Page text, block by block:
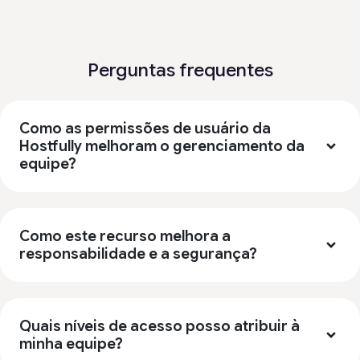
Perguntas frequentes
Como as permissões de usuário da
Hostfully melhoram o gerenciamento da
equipe?
Como este recurso melhora a
responsabilidade e a segurança?
Quais níveis de acesso posso atribuir à
minha equipe?